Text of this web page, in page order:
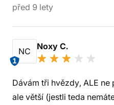
před 9 lety
NC
1
Noxy C.
Dávám tři hvězdy, ALE
ale větší (jestli teda